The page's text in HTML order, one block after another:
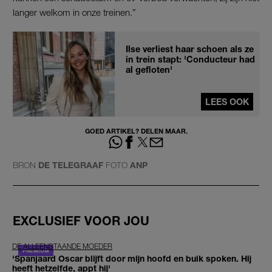
langer welkom in onze treinen.”
Ilse verliest haar schoen als ze
in trein stapt: 'Conducteur had
al gefloten'
LEES OOK
GOED ARTIKEL? DELEN MAAR.
BRON DE TELEGRAAF FOTO ANP
EXCLUSIEF VOOR JOU
DE ALLEENSTAANDE MOEDER
'Spanjaard Oscar blijft door mijn hoofd en buik spoken. Hij
heeft hetzelfde, appt hij'